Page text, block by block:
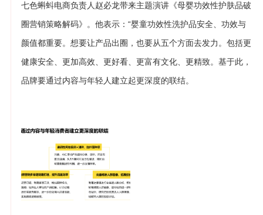
七色蝌蚪电商负责人赵必龙带来主题演讲《母婴功效性护肤品破
圈营销策略解码》。他表示：“婴童功效性洗护品安全、功效与
颜值都重要。想要让产品出圈，也要从五个方面去发力。包括更
健康安全、更加高效、更好看、更富有文化、更精致。基于此，
品牌要通过内容与年轻人建立起更深度的联结。